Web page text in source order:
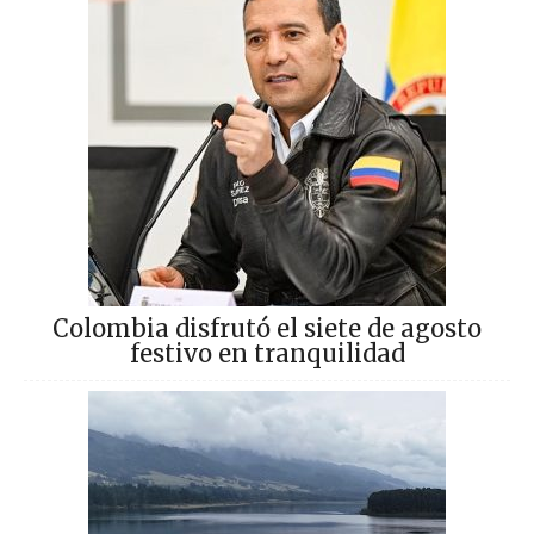
Colombia disfrutó el siete de agosto
festivo en tranquilidad